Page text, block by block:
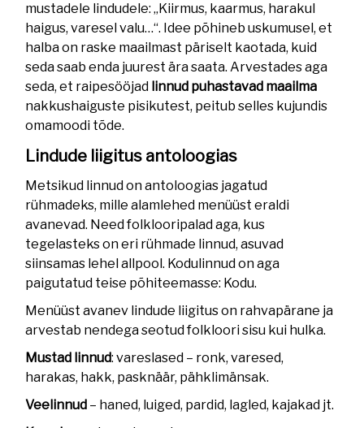
mustadele lindudele: „Kiirmus, kaarmus, harakul
haigus, varesel valu…“. Idee põhineb uskumusel, et
halba on raske maailmast päriselt kaotada, kuid
seda saab enda juurest ära saata. Arvestades aga
seda, et raipesööjad linnud puhastavad maailma
nakkushaiguste pisikutest, peitub selles kujundis
omamoodi tõde.
Lindude liigitus antoloogias
Metsikud linnud on antoloogias jagatud
rühmadeks, mille alamlehed menüüst eraldi
avanevad. Need folklooripalad aga, kus
tegelasteks on eri rühmade linnud, asuvad
siinsamas lehel allpool. Kodulinnud on aga
paigutatud teise põhiteemasse: Kodu.
Menüüst avanev lindude liigitus on rahvapärane ja
arvestab nendega seotud folkloori sisu kui hulka.
Mustad linnud: vareslased – ronk, varesed,
harakas, hakk, pasknäär, pähklimänsak.
Veelinnud – haned, luiged, pardid, lagled, kajakad jt.